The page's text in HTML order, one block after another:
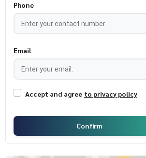
Phone
Email
Accept and agree to privacy policy
Confirm